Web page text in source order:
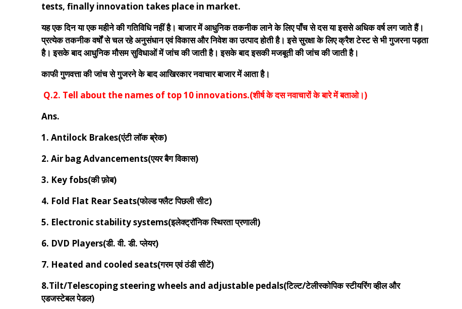
tests, finally innovation takes place in market.
यह एक दिन या एक महीने की गतिविधि नहीं है। बाजार में आधुनिक तकनीक लाने के लिए पाँच से दस या इससे अधिक वर्ष लग जाते हैं।
प्रत्येक तकनीक वर्षों से चल रहे अनुसंधान एवं विकास और निवेश का उत्पाद होती है। इसे सुरक्षा के लिए क्रैश टेस्ट से भी गुजरना पड़ता
है। इसके बाद आधुनिक मौसम सुविधाओं में जांच की जाती है। इसके बाद इसकी मजबूती की जांच की जाती है।
काफी गुणवत्ता की जांच से गुजरने के बाद आखिरकार नवाचार बाजार में आता है।
Q.2. Tell about the names of top 10 innovations.(शीर्ष के दस नवाचारों के बारे में बताओ।)
Ans.
1. Antilock Brakes(एंटी लॉक ब्रेक)
2. Air bag Advancements(एयर बैग विकास)
3. Key fobs(की फ़ोब)
4. Fold Flat Rear Seats(फोल्ड फ्लैट पिछली सीट)
5. Electronic stability systems(इलेक्ट्रॉनिक स्थिरता प्रणाली)
6. DVD Players(डी. वी. डी. प्लेयर)
7. Heated and cooled seats(गरम एवं ठंडी सीटें)
8.Tilt/Telescoping steering wheels and adjustable pedals(टिल्ट/टेलीस्कोपिक स्टीयरिंग व्हील और
एडजस्टेबल पेडल)